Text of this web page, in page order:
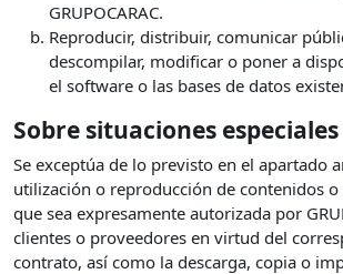
GRUPOCARAC.
Reproducir, distribuir, comunicar
descompilar, modificar o poner a
el software o las bases de datos
Sobre situaciones especiales
Se exceptúa de lo previsto en el apartado
utilización o reproducción de contenidos o
que sea expresamente autorizada por
clientes o proveedores en virtud del
contrato, así como la descarga, copia o